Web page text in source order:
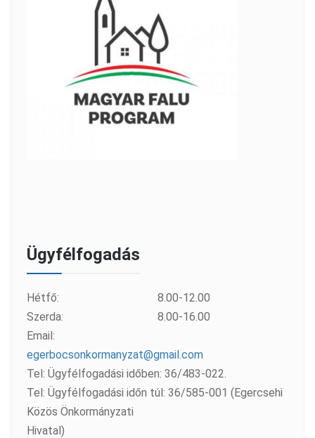
Ügyfélfogadás
Hétfő:
8.00-12.00
Szerda:
8.00-16.00
Email:
egerbocsonkormanyzat@gmail.com
Tel: Ügyfélfogadási időben: 36/483-022.
Tel: Ügyfélfogadási időn túl: 36/585-001 (Egercsehi
Közös Önkormányzati
Hivatal)